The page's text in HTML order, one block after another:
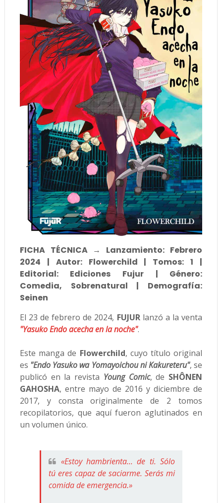
FICHA TÉCNICA → Lanzamiento: Febrero
2024 | Autor: Flowerchild | Tomos: 1 |
Editorial: Ediciones Fujur | Género:
Comedia, Sobrenatural | Demografía:
Seinen
El 23 de febrero de 2024, FUJURlanzó a la venta
"Yasuko Endo acecha en la noche".
Este manga de Flowerchild, cuyo título original
es "Endo Yasuko wa Yomayoichou ni Kakureteru", se
publicó en la revista Young Comic, de SHÔNEN
GAHOSHA, entre mayo de 2016 y diciembre de
2017, y consta originalmente de 2 tomos
recopilatorios, que aquí fueron aglutinados en
un volumen único.
«Estoy hambrienta... de ti. Sólo
tú eres capaz de saciarme. Serás mi
comida de emergencia.»